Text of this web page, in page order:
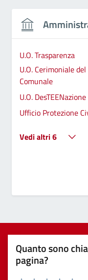
U.O. Trasparenza
U.O. Cerimoniale
Comunale
U.O. DesTEENazione
Ufficio Protezione
Vedi altri 6
Quanto sono
pagina?